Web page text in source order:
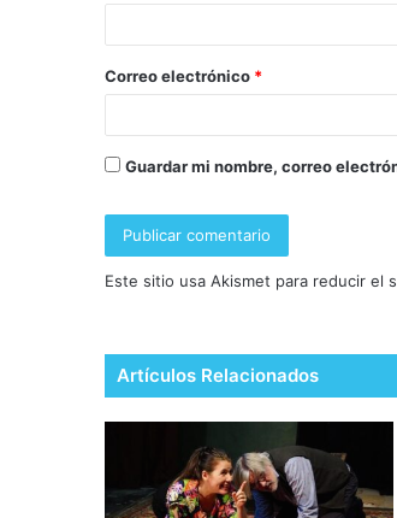
Correo electrónico *
Guardar mi nombre, correo
Este sitio usa Akismet para reducir el
Artículos Relacionados